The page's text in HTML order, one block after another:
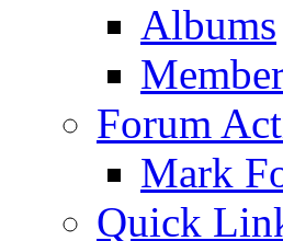
Albums
Forum
Mark
Quick